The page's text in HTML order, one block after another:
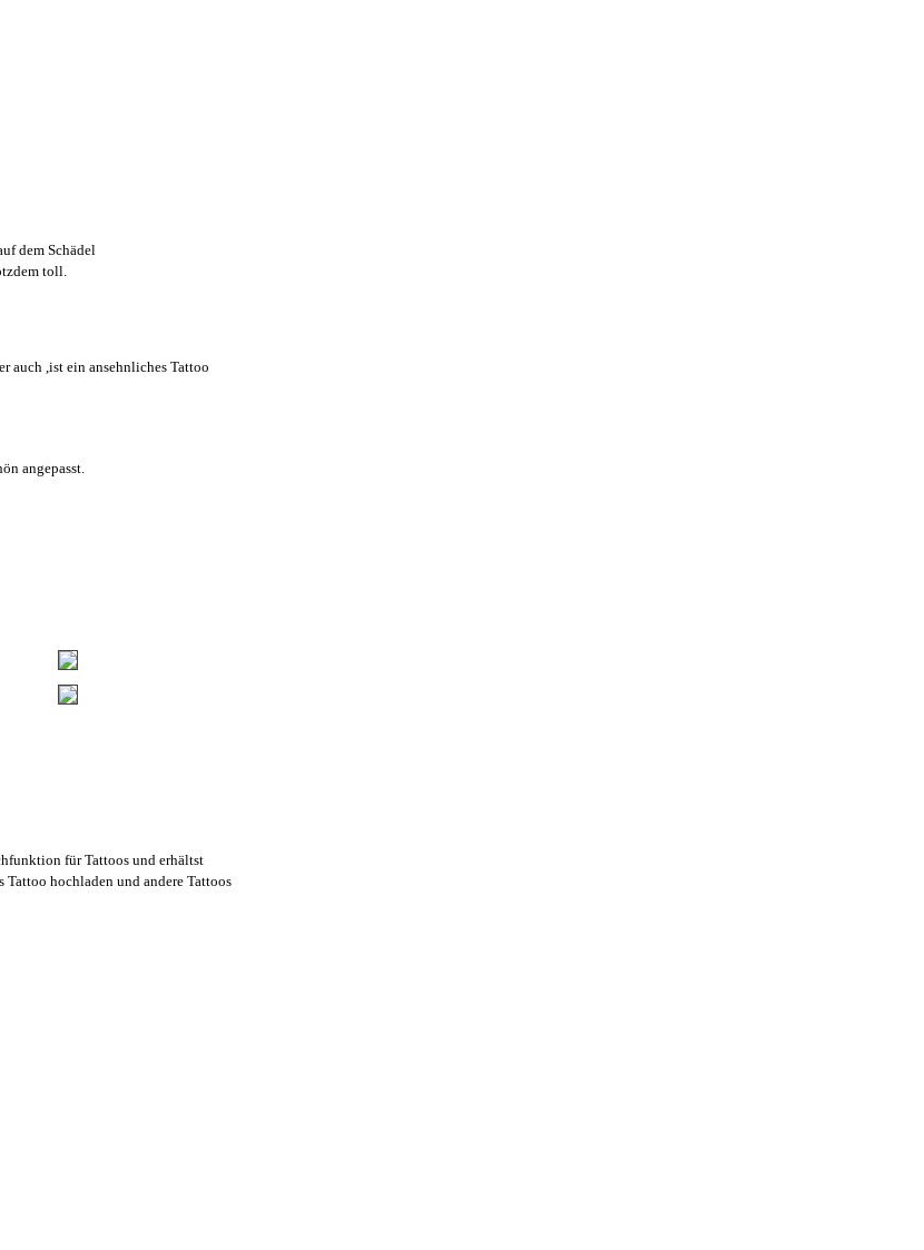
dem Schädel
toll.
auch ,ist ein ansehnliches Tattoo
angepasst.
für Tattoos und erhältst
hochladen und andere Tattoos